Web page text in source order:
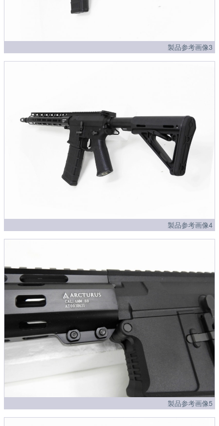
製品参考画像3
製品参考画像4
製品参考画像5